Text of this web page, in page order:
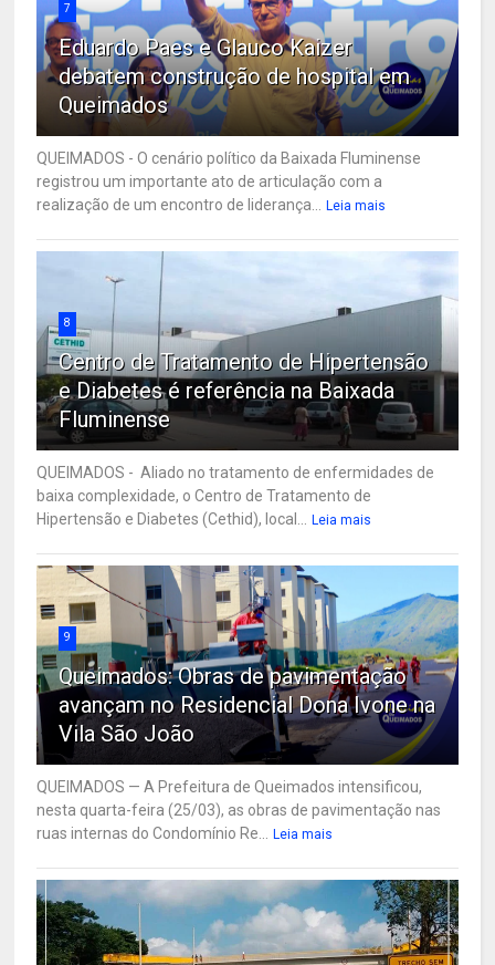
7
Eduardo Paes e Glauco Kaizer
debatem construção de hospital em
Queimados
QUEIMADOS - O cenário político da Baixada Fluminense
registrou um importante ato de articulação com a
realização de um encontro de liderança...
Leia mais
8
Centro de Tratamento de Hipertensão
e Diabetes é referência na Baixada
Fluminense
QUEIMADOS - Aliado no tratamento de enfermidades de
baixa complexidade, o Centro de Tratamento de
Hipertensão e Diabetes (Cethid), local...
Leia mais
9
Queimados: Obras de pavimentação
avançam no Residencial Dona Ivone na
Vila São João
QUEIMADOS — A Prefeitura de Queimados intensificou,
nesta quarta-feira (25/03), as obras de pavimentação nas
ruas internas do Condomínio Re...
Leia mais